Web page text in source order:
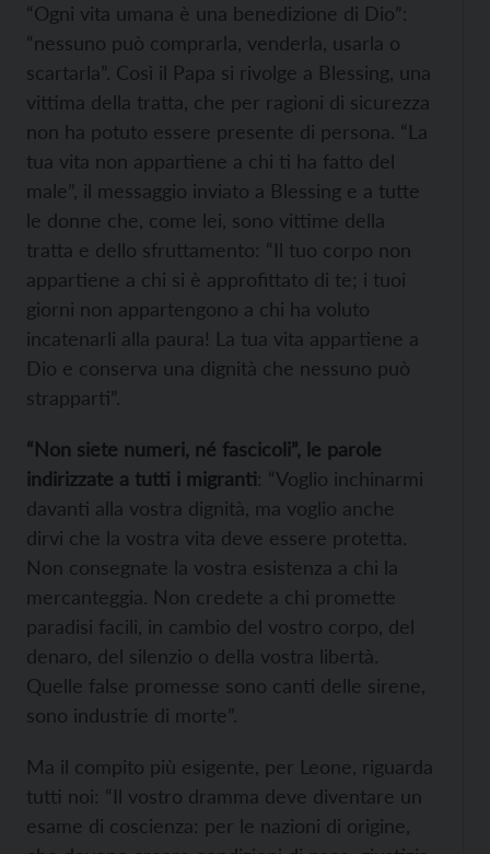
“Ogni vita umana è una benedizione di Dio”:
“nessuno può comprarla, venderla, usarla o
scartarla”. Così il Papa si rivolge a Blessing, una
vittima della tratta, che per ragioni di sicurezza
non ha potuto essere presente di persona. “La
tua vita non appartiene a chi ti ha fatto del
male”, il messaggio inviato a Blessing e a tutte
le donne che, come lei, sono vittime della
tratta e dello sfruttamento: “Il tuo corpo non
appartiene a chi si è approfittato di te; i tuoi
giorni non appartengono a chi ha voluto
incatenarli alla paura! La tua vita appartiene a
Dio e conserva una dignità che nessuno può
strapparti”.
“Non siete numeri, né fascicoli”, le parole
indirizzate a tutti i migranti: “Voglio inchinarmi
davanti alla vostra dignità, ma voglio anche
dirvi che la vostra vita deve essere protetta.
Non consegnate la vostra esistenza a chi la
mercanteggia. Non credete a chi promette
paradisi facili, in cambio del vostro corpo, del
denaro, del silenzio o della vostra libertà.
Quelle false promesse sono canti delle sirene,
sono industrie di morte”.
Ma il compito più esigente, per Leone, riguarda
tutti noi: “Il vostro dramma deve diventare un
esame di coscienza: per le nazioni di origine,